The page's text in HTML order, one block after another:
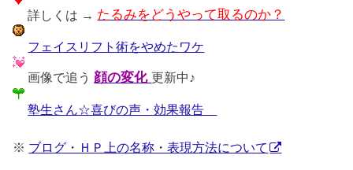
詳しくは → たるみをどうやって取るのか？
フェイスリフト術をやめたワケ
画像で追う 顔の変化更新中♪
塾生さん☆喜びの声・効果報告
※ ブログ・ＨＰ上の名称・表現方法について